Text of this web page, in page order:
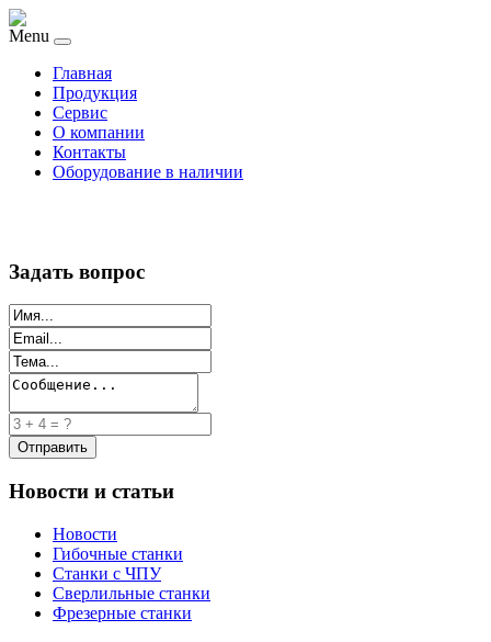
Menu
Главная
Продукция
Сервис
О компании
Контакты
Оборудование в наличии
Задать вопрос
Новости и статьи
Новости
Гибочные станки
Станки с ЧПУ
Сверлильные станки
Фрезерные станки